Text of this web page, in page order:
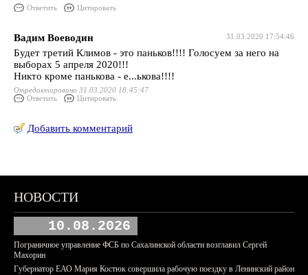
Ответить Цитировать
31.03.2020 17:54:46
Вадим Воеводин
Будет третий Климов - это паньков!!!! Голосуем за него на
выборах 5 апреля 2020!!!
Никто кроме панькова - е...ькова!!!!
Отредактировано 31.03.2020 18:45:47
Ответить
Цитировать
Добавить комментарий
НОВОСТИ
10.08.2026
Пограничное управление ФСБ по Сахалинской области возглавил Сергей
Махорин
Губернатор ЕАО Мария Костюк совершила рабочую поездку в Ленинский район